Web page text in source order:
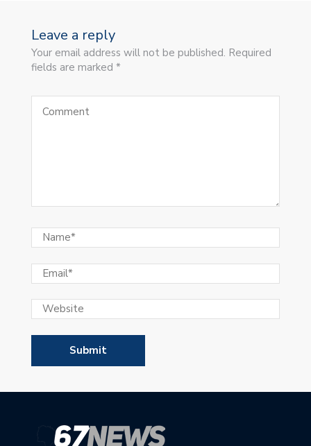
Leave a reply
Your email address will not be published. Required
fields are marked *